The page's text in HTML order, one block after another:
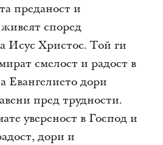
преданост и
според
Исус Христос. Той ги
смелост и радост в
Евангелието дори
пред трудности.
увереност в Господ и
дори и